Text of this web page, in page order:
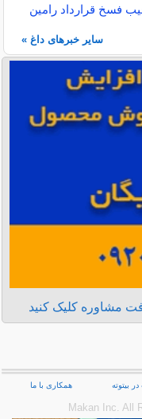
فسخ قرارداد رامین
سایر خبرهای داغ »
مشاوره کلیک کنید
در بیتوته همکاری با ما
Makan Inc.‎ All